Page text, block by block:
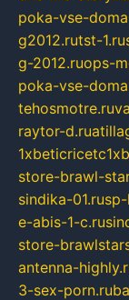
poka-vse-
g2012.rutst-1.ru
g-2012.ruops-
poka-vse-
tehosmotre.ru
raytor-d.ru
store-brawl-
sindika-01.ru
e-abis-1-c.ru
store-
antenna-
3-sex-porn.ru